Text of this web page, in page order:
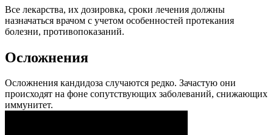
Все лекарства, их дозировка, сроки лечения должны
назначаться врачом с учетом особенностей протекания
болезни, противопоказаний.
Осложнения
Осложнения кандидоза случаются редко. Зачастую они
происходят на фоне сопутствующих заболеваний, снижающих
иммунитет.